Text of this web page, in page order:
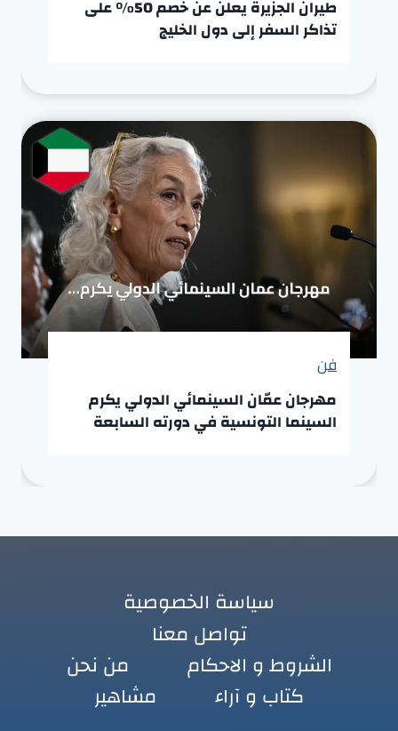
طيران الجزيرة يعلن عن خصم 50% على
تذاكر السفر إلى دول الخليج
فن
مهرجان عمّان السينمائي الدولي يكرم
السينما التونسية في دورته السابعة
سياسة الخصوصية
تواصل معنا
الشروط و الاحكام
من نحن
كتاب و آراء
مشاهير